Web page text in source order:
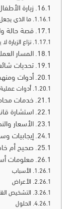
زيارة
ما الذي
قصة حالة
نزاع الزيارة
المسار
تحديات
أدوات
أدوات
خدمات
استشارة
الأسعار
إيجابيات
صحيح أم
معلومات
الأسباب
الأعراض
التشخيص
الحلول